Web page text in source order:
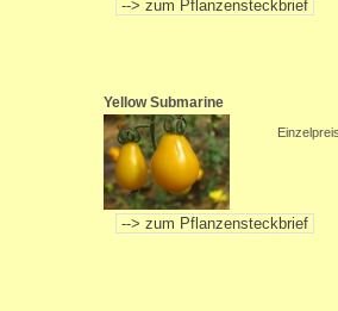
Yellow Submarine